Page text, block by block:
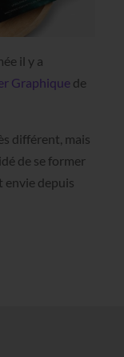
il y a
Graphiquede
différent, mais
de se former
envie depuis